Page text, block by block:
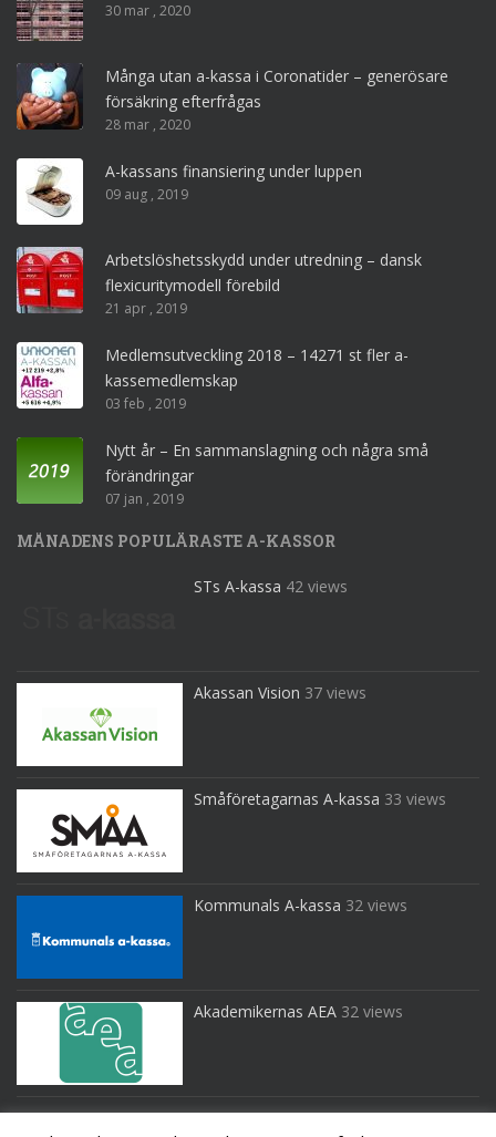
30 mar , 2020
Många utan a-kassa i Coronatider – generösare
försäkring efterfrågas
28 mar , 2020
A-kassans finansiering under luppen
09 aug , 2019
Arbetslöshetsskydd under utredning – dansk
flexicuritymodell förebild
21 apr , 2019
Medlemsutveckling 2018 – 14271 st fler a-
kassemedlemskap
03 feb , 2019
Nytt år – En sammanslagning och några små
förändringar
07 jan , 2019
MÅNADENS POPULÄRASTE A-KASSOR
STs A-kassa 42 views
Akassan Vision 37 views
Småföretagarnas A-kassa 33 views
Kommunals A-kassa 32 views
Akademikernas AEA 32 views